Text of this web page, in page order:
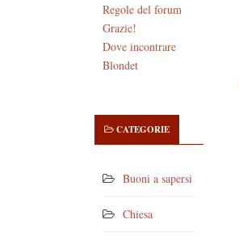
Regole del forum
Grazie!
Dove incontrare
Blondet
CATEGORIE
Buoni a sapersi
Chiesa